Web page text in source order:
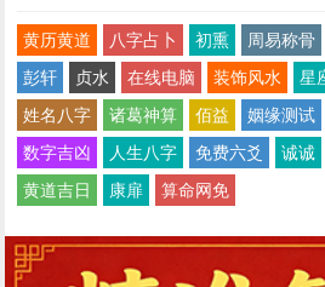
黄历黄道 八字占卜 初熏 周易称骨
彭轩
贞水 在线电脑 装饰风水 星
姓名八字
诸葛神算 佰益 姻缘测试
数字吉凶
人生八字 免费六爻 诚诚
黄道吉日
康扉 算命网免